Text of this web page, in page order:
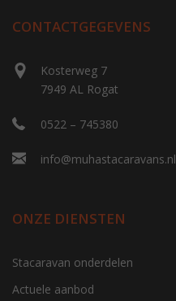
CONTACTGEGEVENS
Kosterweg 7
7949 AL Rogat
0522 – 745380
info@muhastacaravans.nl
ONZE DIENSTEN
Stacaravan onderdelen
Actuele aanbod